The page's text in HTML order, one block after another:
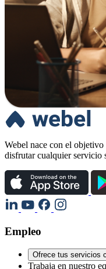
Webel nace con el
disfrutar cualquier servicio
Empleo
Ofrece tus servicios
Trabaja en nuestro